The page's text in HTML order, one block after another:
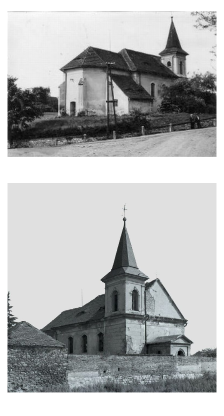
Protestantský (evangelicko-luterský) kostel
Kaple Nanebevstoupení Panny Marie ve
Svitavě
Výklenková kaple Piety ve Svojkově
Kostel Nejsvětější Trojice ve Velenicích
Kostel svatého Vavřince v Okounově
Kostel svatých Petra a Pavla v Semilech
Himmelfahrt) v Schirgiswalde
Kaple Olivetské hory pod věží kostela
svatého Michaela Archanděla v Bochově
Kostel Zvěstování Panny Marie v Duchcově
Výklenková kaple v Teplické ulici u stadionu
Evangelický kostel v Duchcově
Kostel svatých Petra a Pavla v Jeníkově
Kaple svaté Anny v Jeníkově
Kaple Panny Marie v Lahošti
Kaple svatého Jana Nepomuckého v
Lahošti